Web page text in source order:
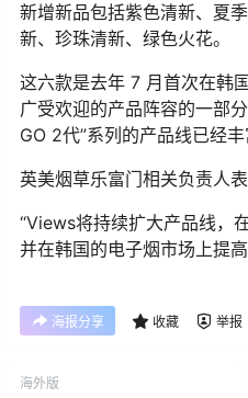
新增新品包括紫色清新、夏
新、珍珠清新、绿色火花。
这六款是去年 7 月首次在韩
广受欢迎的产品阵容的一部
GO 2代”系列的产品线已经丰
英美烟草乐富门相关负责人表
“Views将持续扩大产品线，
并在韩国的电子烟市场上提
海报分享 收藏 举报
海外版